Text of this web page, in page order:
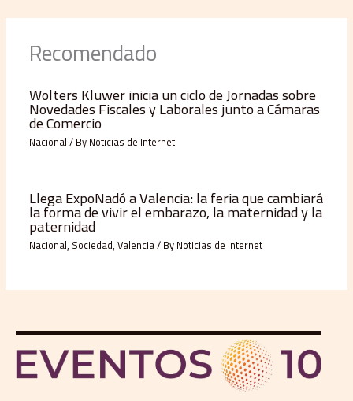
Recomendado
Wolters Kluwer inicia un ciclo de Jornadas sobre
Novedades Fiscales y Laborales junto a Cámaras
de Comercio
Nacional/ ByNoticias de Internet
Llega ExpoNadó a Valencia: la feria que cambiará
la forma de vivir el embarazo, la maternidad y la
paternidad
Nacional, Sociedad,Valencia/ ByNoticias de Internet